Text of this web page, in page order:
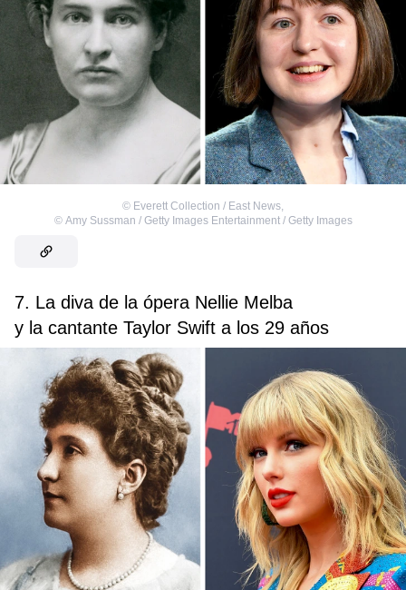
© Everett Collection / East News
© Amy Sussman / Getty Images Entertainment / Getty Images
7. La diva de la ópera Nellie Melba
y la cantante Taylor Swift a los 29 años